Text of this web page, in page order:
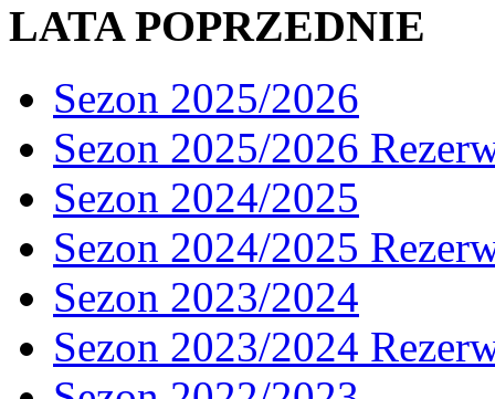
LATA POPRZEDNIE
Sezon 2025/2026
Sezon 2025/2026
Sezon 2024/2025
Sezon 2024/2025
Sezon 2023/2024
Sezon 2023/2024